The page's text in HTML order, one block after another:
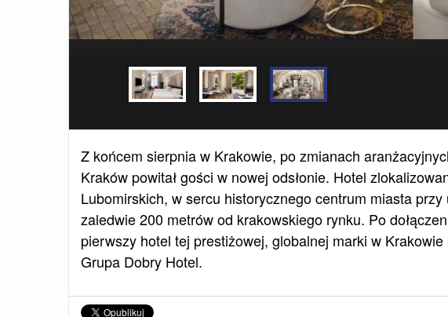
Z końcem sierpnia w Krakowie, po zmianach
Kraków powitał gości w nowej odsłonie. Hotel
Lubomirskich, w sercu historycznego centrum miasta
zaledwie 200 metrów od krakowskiego rynku. Po
pierwszy hotel tej prestiżowej, globalnej marki w
Grupa Dobry Hotel.